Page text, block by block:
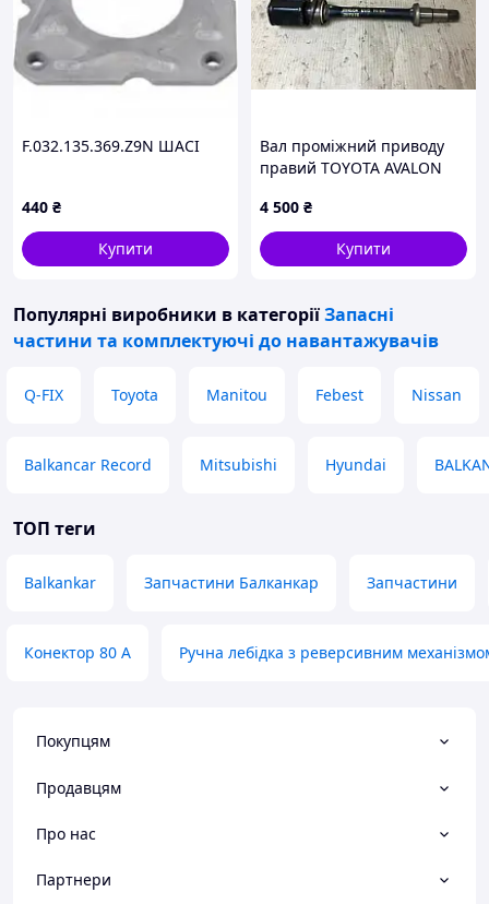
F.032.135.369.Z9N ШАСІ
440 ₴
Купити
Вал проміжний приводу
правий TOYOTA AVALON
4 500 ₴
Купити
Популярні виробники в категоріїЗапасні
частини та комплектуючі до навантажувачів
Q-FIX Toyota Manitou Febest Nissan
Balkancar Record Mitsubishi Hyundai
ТОП теги
Balkankar Запчастини Балканкар Запчастини
Конектор 80 А Ручна лебідка з реверсивним
Покупцям
Продавцям
Про нас
Партнери